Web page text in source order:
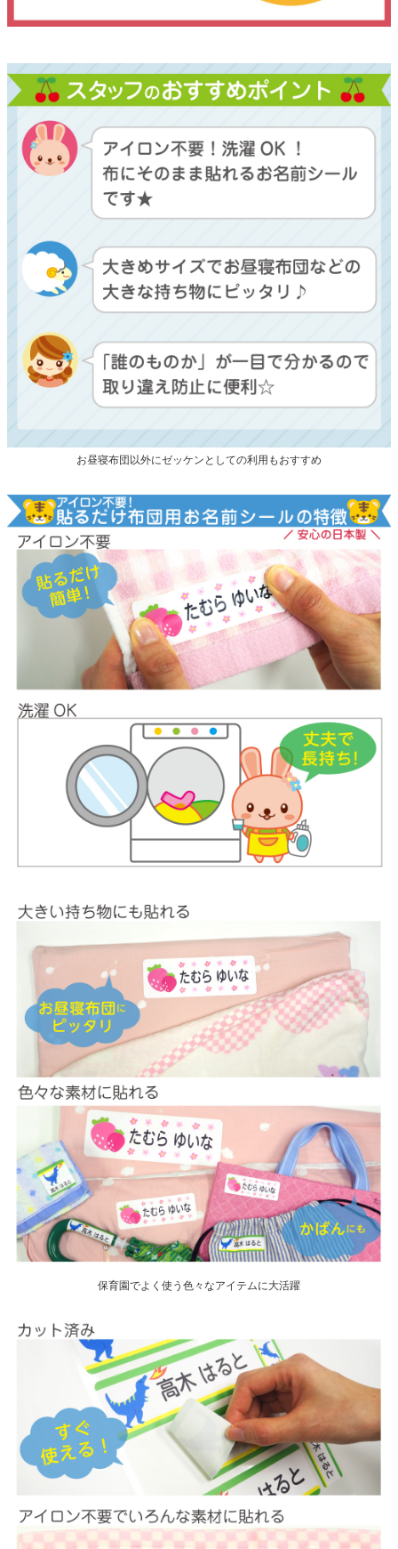
お昼寝布団以外にゼッケンとしての利用もおすすめ
保育園でよく使う色々なアイテムに大活躍